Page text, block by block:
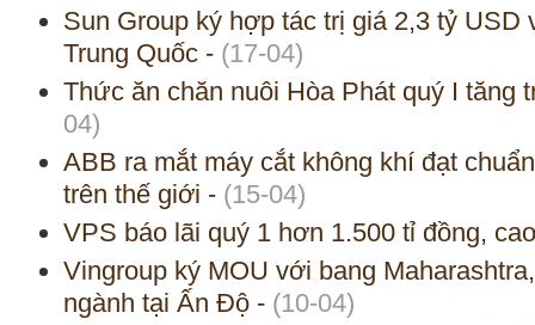
Sun Group ký hợp tác trị giá 2,3 tỷ USD
Trung Quốc - (17-04)
Thức ăn chăn nuôi Hòa Phát quý I tăng
04)
ABB ra mắt máy cắt không khí đạt
trên thế giới - (15-04)
VPS báo lãi quý 1 hơn 1.500 tỉ đồng,
Vingroup ký MOU với bang
ngành tại Ấn Độ - (10-04)